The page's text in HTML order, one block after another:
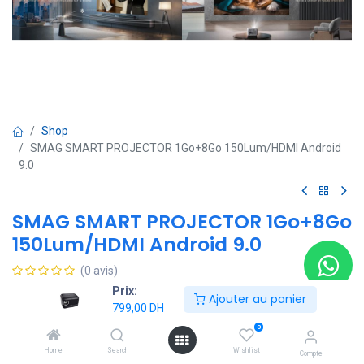
Prix:
799,00 DH
Ajouter au panier
Home Search
0
Wishlist Compte
Shop
SMAG SMART PROJECTOR 1Go+8Go 150Lum/HDMI Android
9.0
SMAG SMART PROJECTOR 1Go+8Go
150Lum/HDMI Android 9.0
(0 avis)
799,00DH
Ajouter au panier